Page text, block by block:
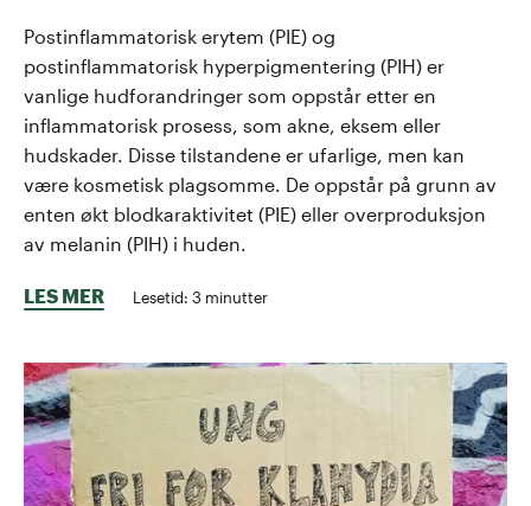
Postinflammatorisk erytem (PIE) og
postinflammatorisk hyperpigmentering (PIH) er
vanlige hudforandringer som oppstår etter en
inflammatorisk prosess, som akne, eksem eller
hudskader. Disse tilstandene er ufarlige, men kan
være kosmetisk plagsomme. De oppstår på grunn av
enten økt blodkaraktivitet (PIE) eller overproduksjon
av melanin (PIH) i huden.
LES MER Lesetid: 3 minutter